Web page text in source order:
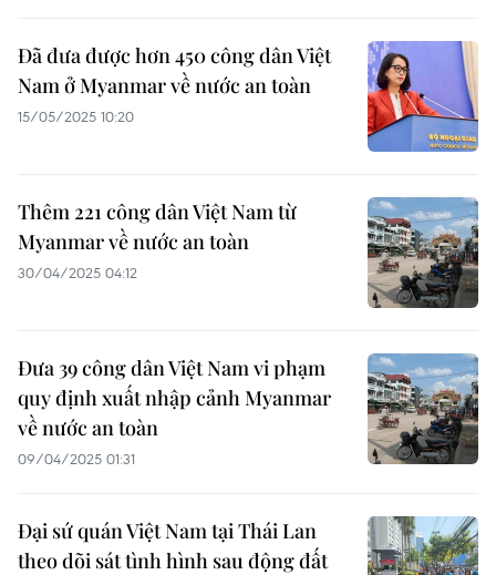
Đã đưa được hơn 450 công dân Việt
Nam ở Myanmar về nước an toàn
15/05/2025 10:20
Thêm 221 công dân Việt Nam từ
Myanmar về nước an toàn
30/04/2025 04:12
Đưa 39 công dân Việt Nam vi phạm
quy định xuất nhập cảnh Myanmar
về nước an toàn
09/04/2025 01:31
Đại sứ quán Việt Nam tại Thái Lan
theo dõi sát tình hình sau động đất